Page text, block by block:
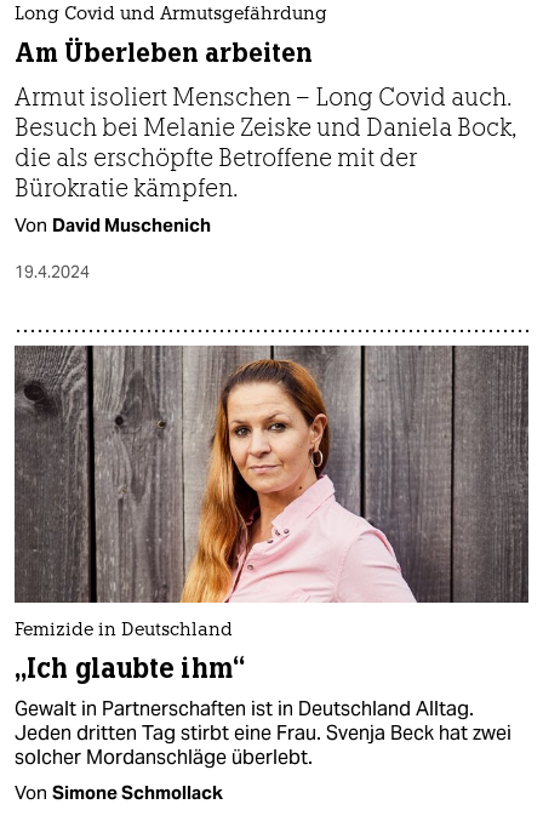
Long Covid und Armutsgefährdung
Am Überleben arbeiten
Armut isoliert Menschen – Long Covid auch.
Besuch bei Melanie Zeiske und Daniela Bock,
die als erschöpfte Betroffene mit der
Bürokratie kämpfen.
Von David Muschenich
19.4.2024
Femizide in Deutschland
„Ich glaubte ihm“
Gewalt in Partnerschaften ist in Deutschland Alltag.
Jeden dritten Tag stirbt eine Frau. Svenja Beck hat zwei
solcher Mordanschläge überlebt.
Von Simone Schmollack